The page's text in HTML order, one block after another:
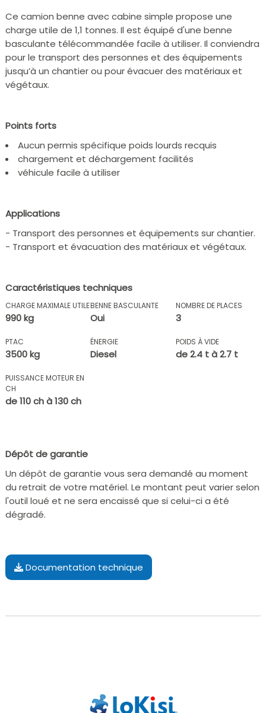
Ce camion benne avec cabine simple propose une
charge utile de 1,1 tonnes. Il est équipé d'une benne
basculante télécommandée facile à utiliser. Il conviendra
pour le transport des personnes et des équipements
jusqu’à un chantier ou pour évacuer des matériaux et
végétaux.
Points forts
Aucun permis spécifique poids lourds recquis
chargement et déchargement facilités
véhicule facile à utiliser
Applications
- Transport des personnes et équipements sur chantier.
- Transport et évacuation des matériaux et végétaux.
Caractéristiques techniques
CHARGE MAXIMALE UTILE
990 kg
BENNE BASCULANTE
Oui
NOMBRE DE PLACES
3
PTAC
3500 kg
ÉNERGIE
Diesel
POIDS À VIDE
de 2.4 t à 2.7 t
PUISSANCE MOTEUR EN
CH
de 110 ch à 130 ch
Dépôt de garantie
Un dépôt de garantie vous sera demandé au moment
du retrait de votre matériel. Le montant peut varier selon
l'outil loué et ne sera encaissé que si celui-ci a été
dégradé.
Documentation technique